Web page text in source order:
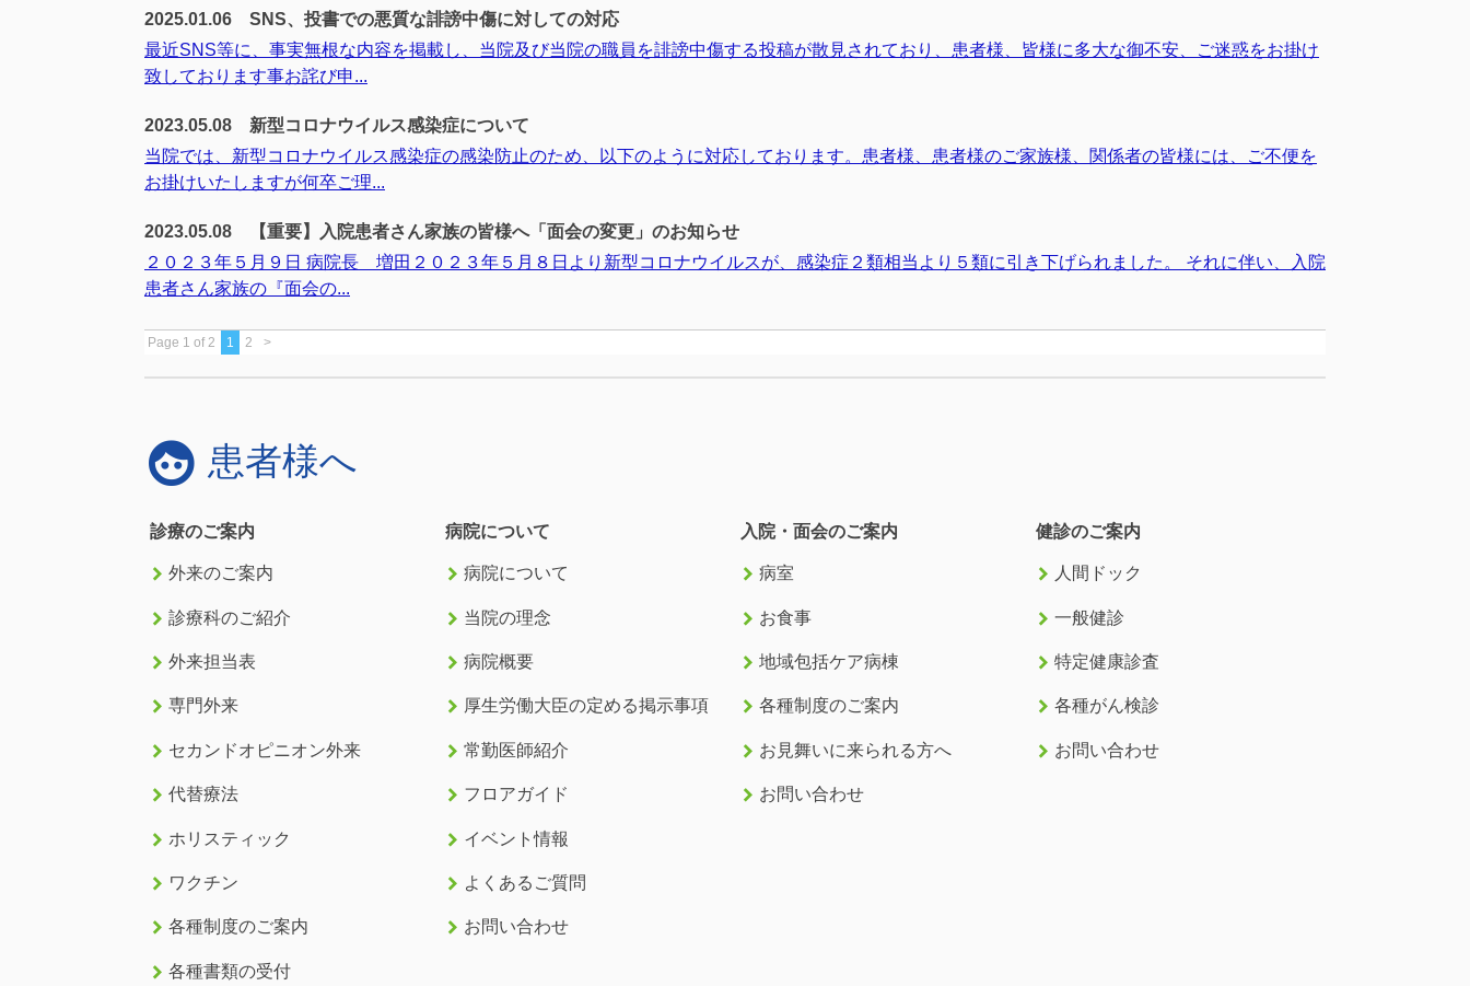
2025.01.06 SNS、投書での悪質な誹謗中傷に対しての対応
最近SNS等に、事実無根な内容を掲載し、当院及び当院の職員を誹謗中傷する投稿が散見されており、患者様、皆様に多大な御不安、ご迷惑をお掛け
致しております事お詫び申...
2023.05.08 新型コロナウイルス感染症について
当院では、新型コロナウイルス感染症の感染防止のため、以下のように対応しております。患者様、患者様のご家族様、関係者の皆様には、ご不便を
お掛けいたしますが何卒ご理...
2023.05.08 【重要】入院患者さん家族の皆様へ「面会の変更」のお知らせ
２０２３年５月９日 病院長 増田２０２３年５月８日より新型コロナウイルスが、感染症２類相当より５類に引き下げられました。 それに伴い、入院
患者さん家族の『面会の...
Page 1 of 2 1 2 >
face 患者様へ
診療のご案内
keyboard_arrow_right 外来のご案内
keyboard_arrow_right 診療科のご紹介
keyboard_arrow_right 外来担当表
keyboard_arrow_right 専門外来
keyboard_arrow_right セカンドオピニオン外来
keyboard_arrow_right 代替療法
keyboard_arrow_right ホリスティック
keyboard_arrow_right ワクチン
keyboard_arrow_right 各種制度のご案内
keyboard_arrow_right 各種書類の受付
病院について
keyboard_arrow_right 病院について
keyboard_arrow_right 当院の理念
keyboard_arrow_right 病院概要
keyboard_arrow_right 厚生労働大臣の定める掲示事項
keyboard_arrow_right 常勤医師紹介
keyboard_arrow_right フロアガイド
keyboard_arrow_right イベント情報
keyboard_arrow_right よくあるご質問
keyboard_arrow_right お問い合わせ
入院・面会のご案内
keyboard_arrow_right 病室
keyboard_arrow_right お食事
keyboard_arrow_right 地域包括ケア病棟
keyboard_arrow_right 各種制度のご案内
keyboard_arrow_right お見舞いに来られる方へ
keyboard_arrow_right お問い合わせ
健診のご案内
keyboard_arrow_right 人間ドック
keyboard_arrow_right 一般健診
keyboard_arrow_right 特定健康診査
keyboard_arrow_right 各種がん検診
keyboard_arrow_right お問い合わせ